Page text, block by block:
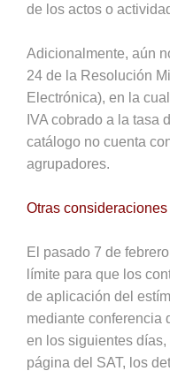
de los actos o
Adicionalmente, aún
24 de la Resolución
Electrónica), en la
IVA cobrado a la tasa
catálogo no cuenta
agrupadores.
Otras consideraciones
El pasado 7 de
límite para que los
de aplicación del
mediante conferencia
en los siguientes
página del SAT, los